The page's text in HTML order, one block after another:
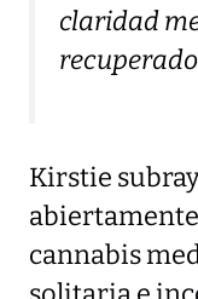
claridad
recuperado
Kirstie
cannabis